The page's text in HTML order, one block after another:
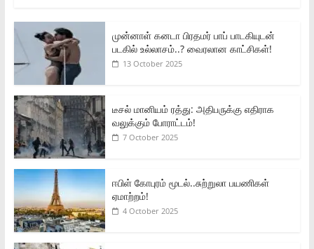
முன்னாள் கனடா பிரதமர் பாப் பாடகியுடன்
படகில் உல்லாசம்..? வைரலான காட்சிகள்!
13 October 2025
டீசல் மானியம் ரத்து: அதிபருக்கு எதிராக
வலுக்கும் போராட்டம்!
7 October 2025
ஈபிள் கோபுரம் மூடல்..சுற்றுலா பயணிகள்
ஏமாற்றம்!
4 October 2025